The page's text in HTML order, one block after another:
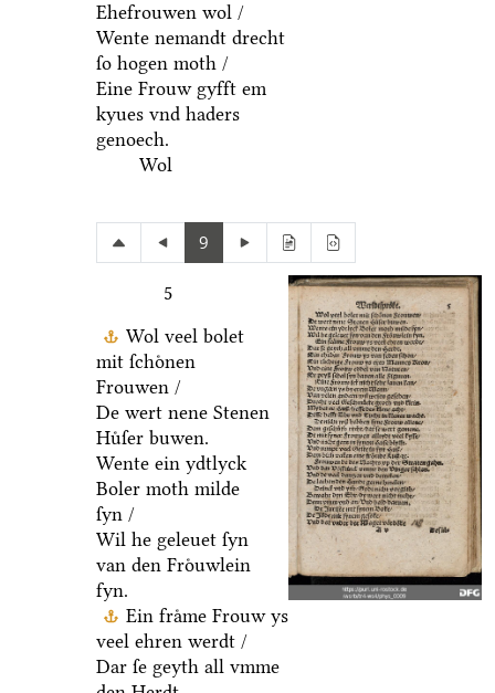
Ehefrouwen wol /
Wente nemandt drecht
ſo hogen moth /
Eine Frouw gyfft em
kyues vnd haders
genoech.
Wol
9
5
Wol veel bolet
mit ſchoͤnen
Frouwen /
De wert nene Stenen
Huͤſer buwen.
Wente ein ydtlyck
Boler moth milde
ſyn /
Wil he geleuet ſyn
van den Froͤuwlein
fyn.
Ein fraͤme Frouw ys
veel ehren werdt /
Dar ſe geyth all vmme